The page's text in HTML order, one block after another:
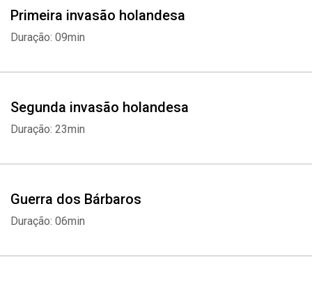
Primeira invasão holandesa
Duração: 09min
Segunda invasão holandesa
Duração: 23min
Guerra dos Bárbaros
Duração: 06min